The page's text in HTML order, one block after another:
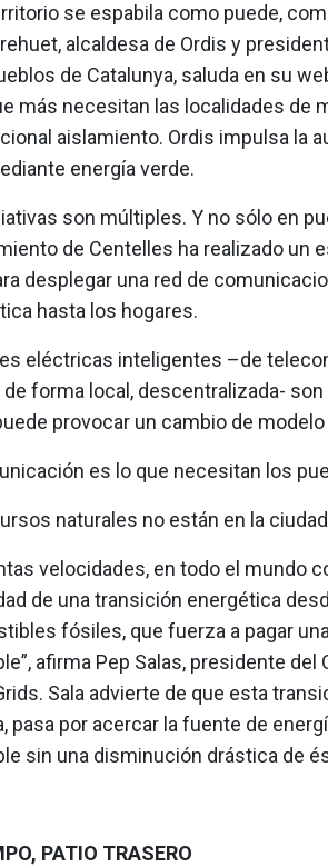
se espabila como puede,
alcaldesa de Ordis y
de Catalunya, saluda en su
más necesitan las localidades de
aislamiento. Ordis impulsa la
energía verde.
son múltiples. Y no sólo en
de Centelles ha realizado un
desplegar una red de
hasta los hogares.
eléctricas inteligentes –de
de forma local, descentralizada-
provocar un cambio de
es lo que necesitan los
naturales no están en la
velocidades, en todo el mundo
de una transición energética
fósiles, que fuerza a pagar
afirma Pep Salas, presidente
Sala advierte de que esta
pasa por acercar la fuente de
sin una disminución drástica de
PATIO TRASERO